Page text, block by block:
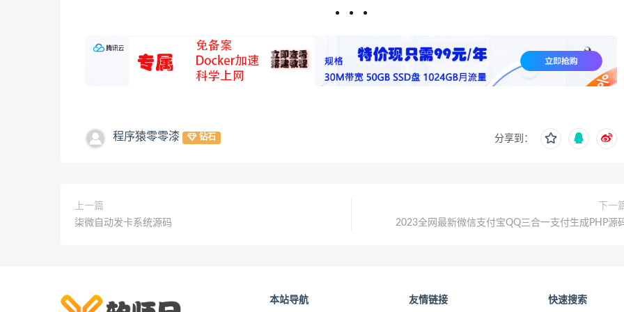
程序猿零零漆 钻石 分享到：
上一篇
柒微自动发卡系统源码
下一
2023全网最新微信支付宝QQ三合一支付生成PHP源
本站导航 友情链接 快速搜索